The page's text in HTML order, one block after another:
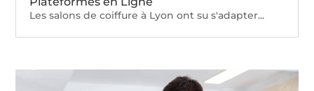
Les salons de coiffure à Lyon ont su s'adapter...